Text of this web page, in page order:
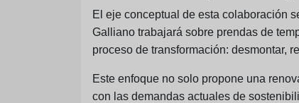
El eje conceptual de esta colaboración
Galliano trabajará sobre prendas de
proceso de transformación: desmontar,
Este enfoque no solo propone una
con las demandas actuales de